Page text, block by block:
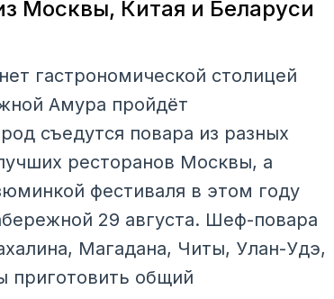
Москвы, Китая и Беларуси
гастрономической столицей
Амура пройдёт
съедутся повара из разных
ресторанов Москвы, а
фестиваля в этом году
29 августа. Шеф-повара
Магадана, Читы, Улан-Удэ,
приготовить общий